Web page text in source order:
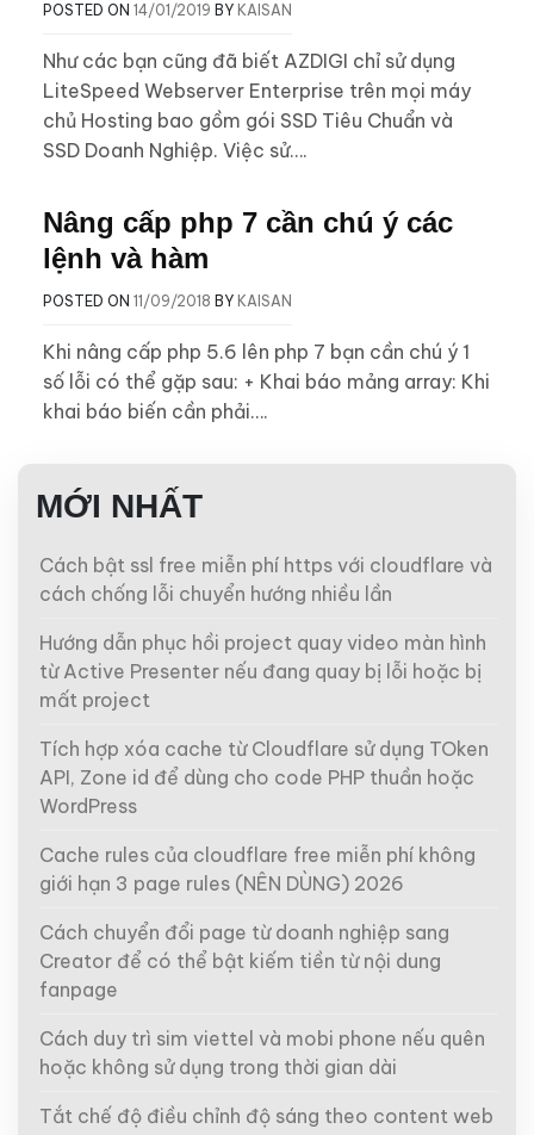
POSTED ON 14/01/2019 BY KAISAN
Như các bạn cũng đã biết AZDIGI chỉ sử dụng
LiteSpeed Webserver Enterprise trên mọi máy
chủ Hosting bao gồm gói SSD Tiêu Chuẩn và
SSD Doanh Nghiệp. Việc sử….
Nâng cấp php 7 cần chú ý các
lệnh và hàm
POSTED ON 11/09/2018 BY KAISAN
Khi nâng cấp php 5.6 lên php 7 bạn cần chú ý 1
số lỗi có thể gặp sau: + Khai báo mảng array: Khi
khai báo biến cần phải….
MỚI NHẤT
Cách bật ssl free miễn phí https với cloudflare và
cách chống lỗi chuyển hướng nhiều lần
Hướng dẫn phục hồi project quay video màn hình
từ Active Presenter nếu đang quay bị lỗi hoặc bị
mất project
Tích hợp xóa cache từ Cloudflare sử dụng TOken
API, Zone id để dùng cho code PHP thuần hoặc
WordPress
Cache rules của cloudflare free miễn phí không
giới hạn 3 page rules (NÊN DÙNG) 2026
Cách chuyển đổi page từ doanh nghiệp sang
Creator để có thể bật kiếm tiền từ nội dung
fanpage
Cách duy trì sim viettel và mobi phone nếu quên
hoặc không sử dụng trong thời gian dài
Tắt chế độ điều chỉnh độ sáng theo content web